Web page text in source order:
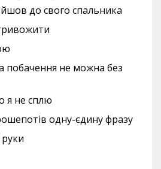
до свого спальника
побачення не можна без
я не сплю
одну-єдину фразу